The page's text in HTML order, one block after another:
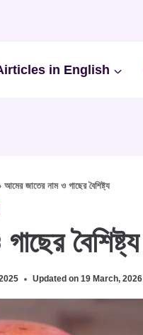
in English
আমের জাতের নাম ও গাছের বৈশিষ্ট্য
বৈশিষ্ট্য
Updated on 19 March, 2026